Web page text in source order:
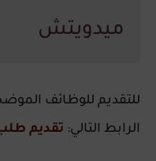
ميدويتش
للتقديم للوظائف
الرابط التالي: تقديم